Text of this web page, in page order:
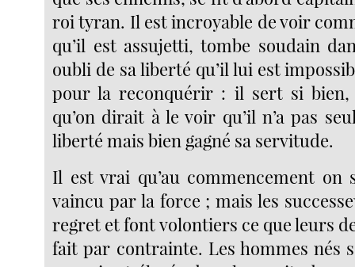
roi tyran. Il est incroyable de voir
qu’il est assujetti, tombe soudain
oubli de sa liberté qu’il lui est
pour la reconquérir : il sert si bien,
qu’on dirait à le voir qu’il n’a pas
liberté mais bien gagné sa servitude.
Il est vrai qu’au commencement
vaincu par la force ; mais les
regret et font volontiers ce que leurs
fait par contrainte. Les hommes nés